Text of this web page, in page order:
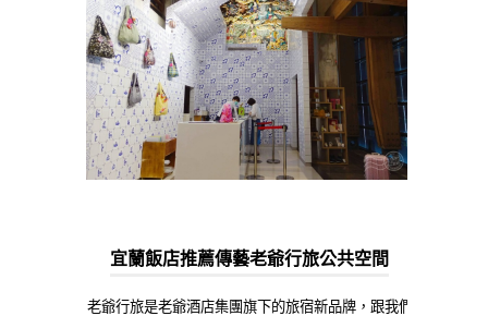
宜蘭飯店推薦傳藝老爺行旅公共空間
老爺行旅是老爺酒店集團旗下的旅宿新品牌，跟我們